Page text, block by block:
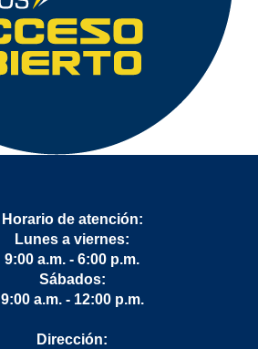
Horario de atención:
Lunes a viernes:
9:00 a.m. - 6:00 p.m.
Sábados:
9:00 a.m. - 12:00 p.m.
Dirección: